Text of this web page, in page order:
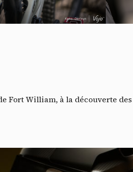
Fort William, à la découverte